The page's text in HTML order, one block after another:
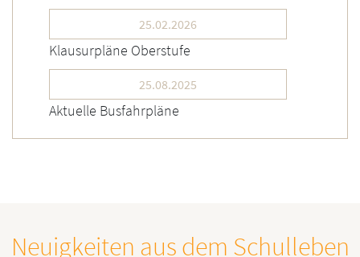
25.02.2026
Klausurpläne Oberstufe
25.08.2025
Aktuelle Busfahrpläne
Neuigkeiten aus dem Schulleben